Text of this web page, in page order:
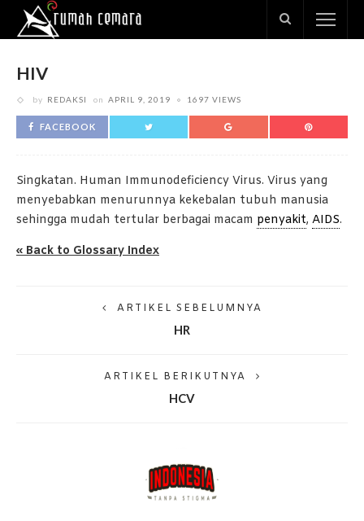
HIV
by REDAKSI on APRIL 9, 2019 1697 VIEWS
FACEBOOK
Singkatan. Human Immunodeficiency Virus. Virus yang
menyebabkan menurunnya kekebalan tubuh manusia
sehingga mudah tertular berbagai macam penyakit, AIDS.
« Back to Glossary Index
ARTIKEL SEBELUMNYA
HR
ARTIKEL BERIKUTNYA
HCV